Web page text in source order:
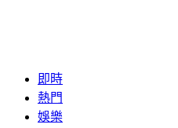
即時
熱門
娛樂